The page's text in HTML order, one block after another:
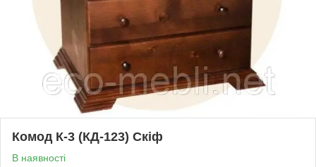
Комод К-3 (КД-123) Скіф
В наявності